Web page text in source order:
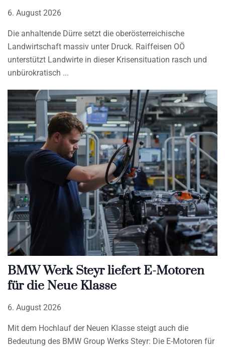
6. August 2026
Die anhaltende Dürre setzt die oberösterreichische
Landwirtschaft massiv unter Druck. Raiffeisen OÖ
unterstützt Landwirte in dieser Krisensituation rasch und
unbürokratisch
BMW Werk Steyr liefert E-Motoren
für die Neue Klasse
6. August 2026
Mit dem Hochlauf der Neuen Klasse steigt auch die
Bedeutung des BMW Group Werks Steyr: Die E-Motoren für